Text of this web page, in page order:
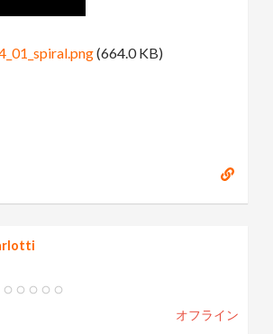
(664.0 KB)
オフライン